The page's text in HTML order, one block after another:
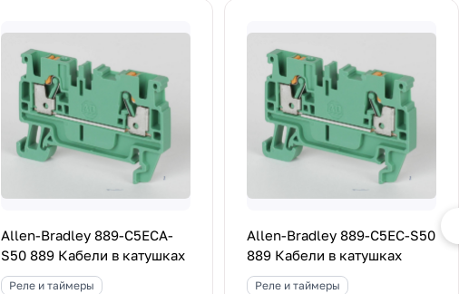
Allen-Bradley 889-C5ECA-
S50 889 Кабели в катушках
Реле и таймеры
Allen-Bradley 889-C5EC-S50
889 Кабели в катушках
Реле и таймеры